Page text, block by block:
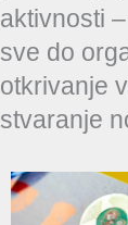
aktivnosti
sve do
otkrivanje
stvaranje